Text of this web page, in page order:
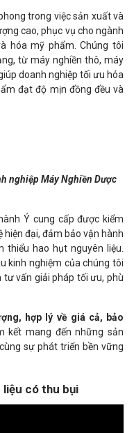
trong việc sản xuất và
cao, phục vụ cho ngành
hóa mỹ phẩm. Chúng tôi
từ máy nghiền thô, máy
doanh nghiệp tối ưu hóa
đạt độ mịn đồng đều và
nghiệp Máy Nghiền Dược
Ý cung cấp được kiểm
đại, đảm bảo vận hành
thiểu hao hụt nguyên liệu.
kinh nghiệm của chúng tôi
tư vấn giải pháp tối ưu, phù
hợp lý về giá cả, bảo
kết mang đến những sản
sự phát triển bền vững
liệu có thu bụi